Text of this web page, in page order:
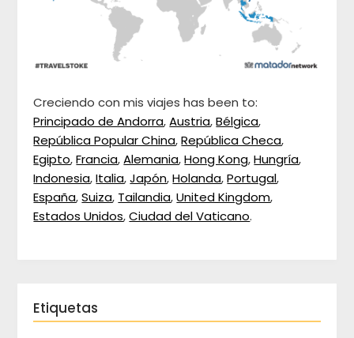
Creciendo con mis viajes has been to:
Principado de Andorra,Austria,Bélgica,
República Popular China,República Checa,
Egipto,Francia,Alemania,Hong Kong,Hungría,
Indonesia,Italia,Japón,Holanda,Portugal,
España,Suiza, Tailandia,United Kingdom,
Estados Unidos,Ciudad del Vaticano.
Etiquetas